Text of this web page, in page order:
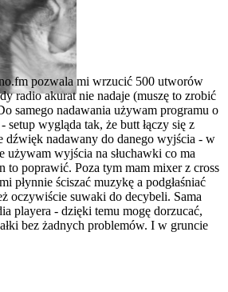
pozwala mi wrzucić 500 utworów
radio akurat nie nadaje (muszę to zrobić
samego nadawania używam programu o
setup wygląda tak, że butt łączy się z
dźwięk nadawany do danego wyjścia - w
używam wyjścia na słuchawki co ma
to poprawić. Poza tym mam mixer z cross
płynnie ściszać muzykę a podgłaśniać
oczywiście suwaki do decybeli. Sama
playera - dzięki temu mogę dorzucać,
bez żadnych problemów. I w gruncie